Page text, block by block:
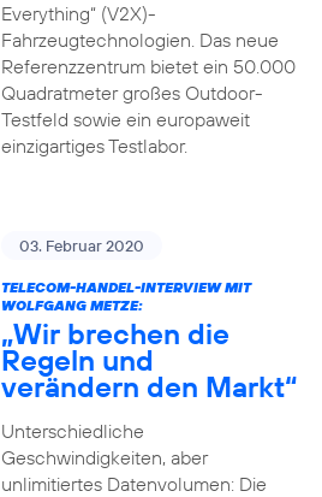
Everything“ (V2X)-
Fahrzeugtechnologien. Das neue
Referenzzentrum bietet ein 50.000
Quadratmeter großes Outdoor-
Testfeld sowie ein europaweit
einzigartiges Testlabor.
03. Februar 2020
TELECOM-HANDEL-INTERVIEW MIT
WOLFGANG METZE:
„Wir brechen die
Regeln und
verändern den Markt“
Unterschiedliche
Geschwindigkeiten, aber
unlimitiertes Datenvolumen: Die